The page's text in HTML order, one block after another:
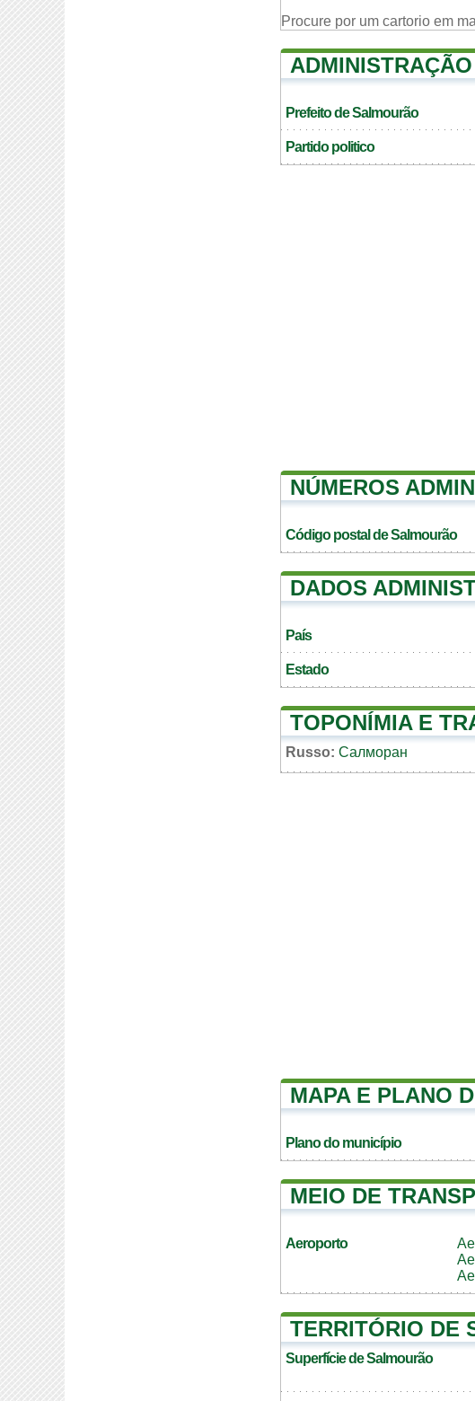
Procure por um cartorio em
Prefeito de Salmourão
Partido politico
NÚMEROS
Código postal de Salmourão
DADOS
País
Estado
TOPONÍMIA E
Russo: Салморан
MAPA E PLANO
Plano do município
MEIO DE
Aeroporto
TERRITÓRIO DE
Superfície de Salmourão